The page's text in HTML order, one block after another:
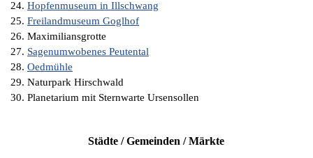
24. Hopfenmuseum in Illschwang
25. Freilandmuseum Goglhof
26. Maximiliansgrotte
27. Sagenumwobenes Peutental
28. Oedmühle
29. Naturpark Hirschwald
30. Planetarium mit Sternwarte Ursensollen
Städte / Gemeinden / Märkte